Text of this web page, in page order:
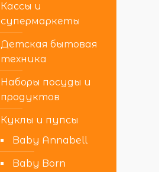
Кассы и
супермаркеты
Детская бытовая
техника
Наборы посуды и
продуктов
Куклы и пупсы
Baby Annabell
Baby Born